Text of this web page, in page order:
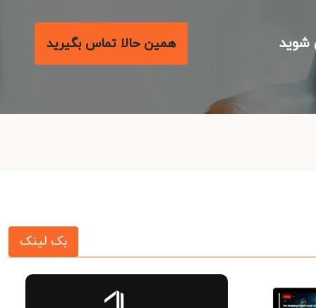
همین حالا تماس بگیرید
بک لینک